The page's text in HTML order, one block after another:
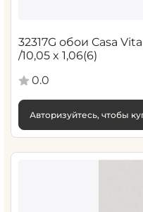
32317G обои Casa
/10,05 x 1,06(6)
0.0
Авторизуйтесь, чтобы